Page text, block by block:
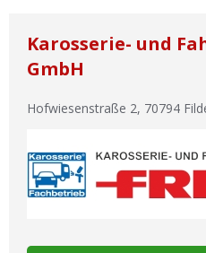
Ratgeber
Video
Karosserie- und
GmbH
Hofwiesenstraße 2, 70794